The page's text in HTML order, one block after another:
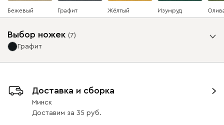
Бежевый Графит Жёлтый Изумруд
Ультра
Айвори (Ivory)
Горчичный
Выбор ножек (7)
Графит
Доставка и сборка
Минск
Доставим за 35